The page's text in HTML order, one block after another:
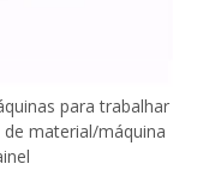
para trabalhar
material/máquina